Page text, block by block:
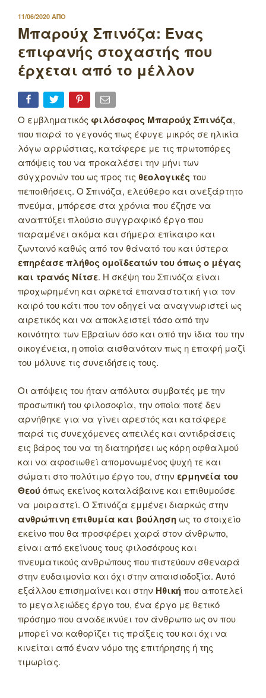
ΔΗΜΟΣΙΕΥΤΗΚΕ
ΣΤΙΣ
11/06/2020 ΑΠΟ
Μπαρούχ Σπινόζα: Ένας
επιφανής στοχαστής που
έρχεται από το μέλλον
O εμβληματικός φιλόσοφος Μπαρούχ Σπινόζα,
που παρά το γεγονός πως έφυγε μικρός σε ηλικία
λόγω αρρώστιας, κατάφερε με τις πρωτοπόρες
απόψεις του να προκαλέσει την μήνι των
σύγχρονών του ως προς τις θεολογικές του
πεποιθήσεις. Ο Σπινόζα, ελεύθερο και ανεξάρτητο
πνεύμα, μπόρεσε στα χρόνια που έζησε να
αναπτύξει πλούσιο συγγραφικό έργο που
παραμένει ακόμα και σήμερα επίκαιρο και
ζωντανό καθώς από τον θάνατό του και ύστερα
επηρέασε πλήθος ομοϊδεατών του όπως ο μέγας
και τρανός Νίτσε. Η σκέψη του Σπινόζα είναι
προχωρημένη και αρκετά επαναστατική για τον
καιρό του κάτι που τον οδηγεί να αναγνωριστεί ως
αιρετικός και να αποκλειστεί τόσο από την
κοινότητα των Εβραίων όσο και από την ίδια του την
οικογένεια, η οποία αισθανόταν πως η επαφή μαζί
του μόλυνε τις συνειδήσεις τους.
Οι απόψεις του ήταν απόλυτα συμβατές με την
προσωπική του φιλοσοφία, την οποία ποτέ δεν
αρνήθηκε για να γίνει αρεστός και κατάφερε
παρά τις συνεχόμενες απειλές και αντιδράσεις
εις βάρος του να τη διατηρήσει ως κόρη οφθαλμού
και να αφοσιωθεί απομονωμένος ψυχή τε και
σώματι στο πολύτιμο έργο του, στην ερμηνεία του
Θεούόπως εκείνος καταλάβαινε και επιθυμούσε
να μοιραστεί. Ο Σπινόζα εμμένει διαρκώς στην
ανθρώπινη επιθυμία και βούληση ως το στοιχείο
εκείνο που θα προσφέρει χαρά στον άνθρωπο,
είναι από εκείνους τους φιλοσόφους και
πνευματικούς ανθρώπους που πιστεύουν σθεναρά
στην ευδαιμονία και όχι στην απαισιοδοξία. Αυτό
εξάλλου επισημαίνει και στην Ηθικήπου αποτελεί
το μεγαλειώδες έργο του, ένα έργο με θετικό
πρόσημο που αναδεικνύει τον άνθρωπο ως ον που
μπορεί να καθορίζει τις πράξεις του και όχι να
κινείται από έναν νόμο της επιτήρησης ή της
τιμωρίας.